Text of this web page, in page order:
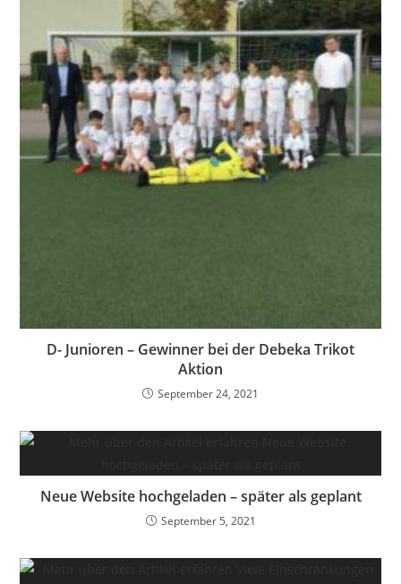
D- Junioren – Gewinner bei der Debeka Trikot
Aktion
September 24, 2021
Neue Website hochgeladen – später als geplant
September 5, 2021